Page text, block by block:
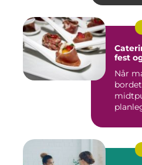
fest
Når